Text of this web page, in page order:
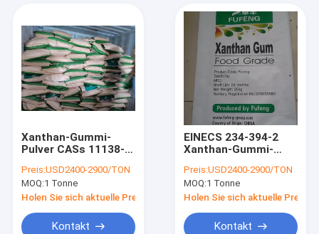
Xanthan-Gummi-
Pulver CASs 11138-
200mesh
Preis:USD2400-2900/TON
MOQ:1 Tonne
Holen Sie sich aktuelle Preis
Kontakt
EINECS 234-394-2
Xanthan-Gummi-
Stabilisator-Mittel-
1700cps
Preis:USD2400-2900/TON
MOQ:1 Tonne
Holen Sie sich aktuelle Preis
Kontakt